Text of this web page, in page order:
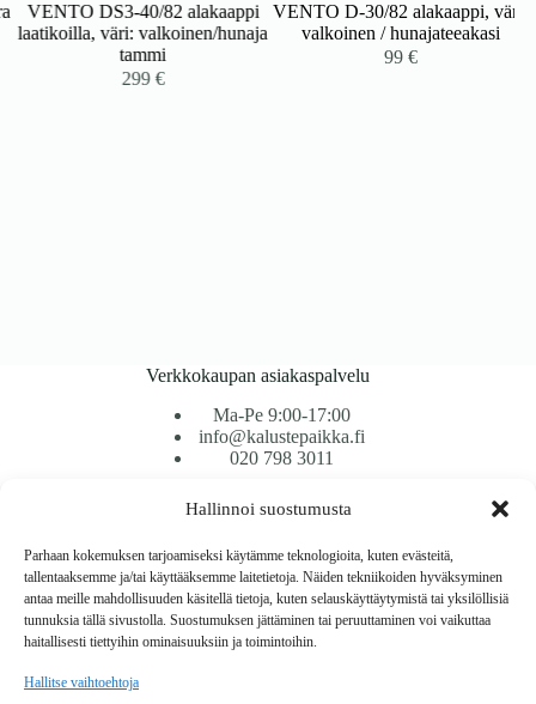
Hallinnoi suostumusta
Parhaan kokemuksen tarjoamiseksi käytämme teknologioita, kuten evästeitä,
tallentaaksemme ja/tai käyttääksemme laitetietoja. Näiden tekniikoiden hyväksyminen
antaa meille mahdollisuuden käsitellä tietoja, kuten selauskäyttäytymistä tai yksilöllisiä
tunnuksia tällä sivustolla. Suostumuksen jättäminen tai peruuttaminen voi vaikuttaa
haitallisesti tiettyihin ominaisuuksiin ja toimintoihin.
Hallitse vaihtoehtoja
VENTO DS3-40/82 alakaappi
laatikoilla, väri: valkoinen/hunaja
tammi
299€
VENTO D-30/82 alakaappi, väri:
valkoinen / hunajateeakasi
99€
Verkkokaupan asiakaspalvelu
Ma-Pe 9:00-17:00
info@kalustepaikka.fi
020 798 3011
Tavarantoimitus / Maksutavat
Toimitustavat
Maksutavat
Vaihto ja palautus
Reklamaatiot